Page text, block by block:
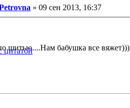
» 09 сен 2013, 16:37
шитью....Нам бабушка все вяжет)))